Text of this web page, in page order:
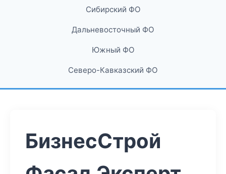
Сибирский ФО
Дальневосточный ФО
Южный ФО
Северо-Кавказский ФО
БизнесСтрой